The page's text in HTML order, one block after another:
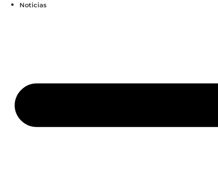
Noticias